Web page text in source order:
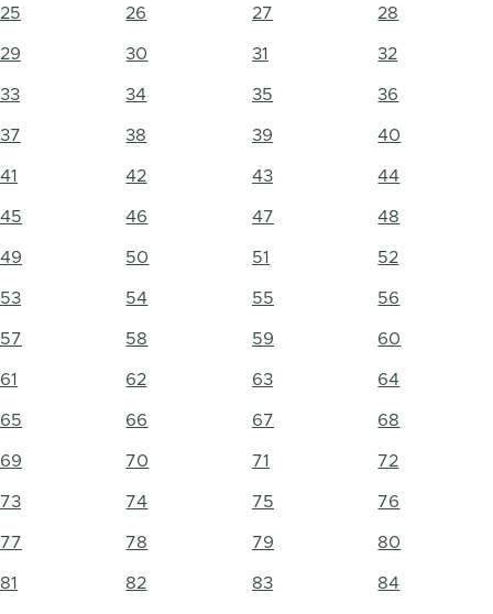
25 26 27 28
29 30 31 32
33 34 35 36
37 38 39 40
41 42 43 44
45 46 47 48
49 50 51 52
53 54 55 56
57 58 59 60
61 62 63 64
65 66 67 68
69 70 71 72
73 74 75 76
77 78 79 80
81 82 83 84